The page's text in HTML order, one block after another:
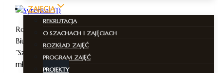
ZAJĘCIA
REKRUTACJA
O SZACHACH I ZAJĘCIACH
ROZKŁAD ZAJĘĆ
PROGRAM ZAJĘĆ
PROJEKTY
Rok 2014 to pierwszy rok realizacji wspólnego z
Biurem Sportu i Rekreacji M. St. Warszawy projektu pt.
”Szkolenie i współzawodnictwo sportowe dzieci i
młodzieży”. W ramach projektu każdy z początkujących